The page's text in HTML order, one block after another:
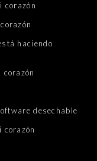
corazón
haciendo
corazón
desechable
corazón